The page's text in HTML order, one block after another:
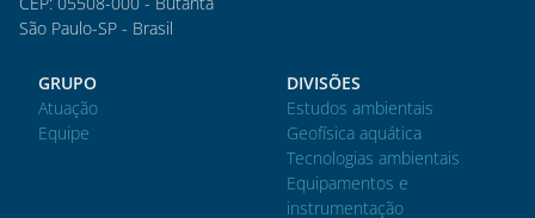
São Paulo-SP - Brasil
GRUPO
Atuação
Equipe
DIVISÕES
Estudos ambientais
Geofísica aquática
Tecnologias ambientais
Equipamentos e
instrumentação